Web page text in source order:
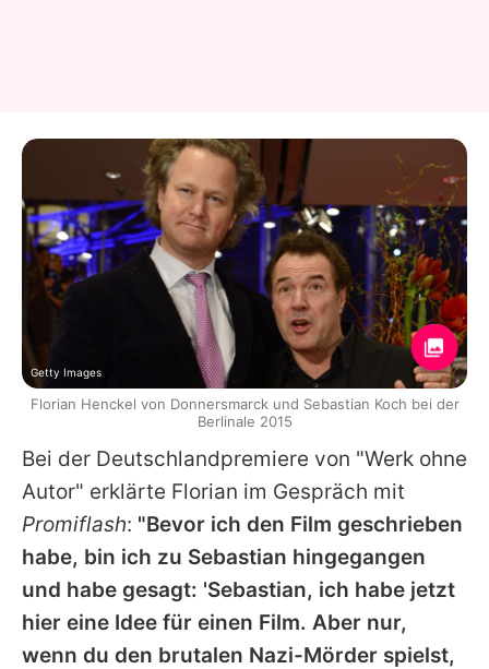
Bei der Deutschlandpremiere von "Werk ohne
Autor" erklärte Florian im Gespräch mit
Promiflash: "Bevor ich den Film geschrieben
habe, bin ich zu Sebastian hingegangen
und habe gesagt: 'Sebastian, ich habe jetzt
hier eine Idee für einen Film. Aber nur,
wenn du den brutalen Nazi-Mörder spielst,
Getty Images
Florian Henckel von Donnersmarck und Sebastian Koch bei der
Berlinale 2015